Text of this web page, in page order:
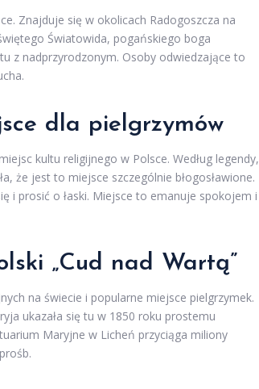
Znajduje się w okolicach Radogoszcza na
Światowida, pogańskiego boga
z nadprzyrodzonym. Osoby odwiedzające to
dla pielgrzymów
kultu religijnego w Polsce. Według legendy,
że jest to miejsce szczególnie błogosławione.
i prosić o łaski. Miejsce to emanuje spokojem i
„Cud nad Wartą”
na świecie i popularne miejsce pielgrzymek.
ukazała się tu w 1850 roku prostemu
Maryjne w Licheń przyciąga miliony